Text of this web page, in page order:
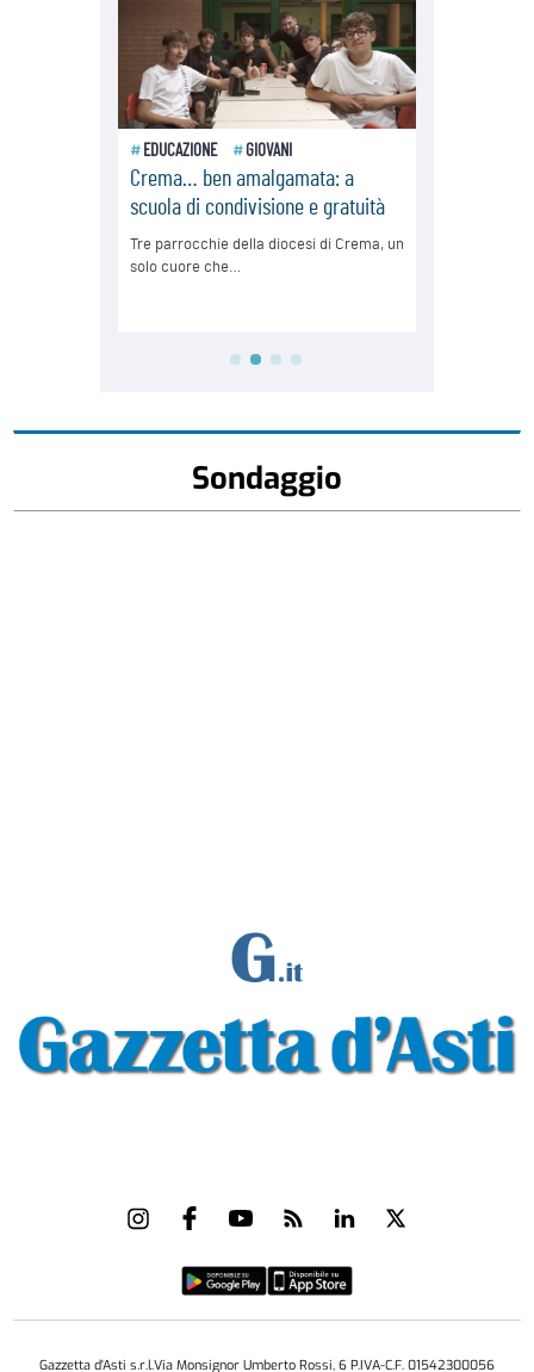
Sondaggio
Gazzetta d'Asti s.r.l.Via Monsignor Umberto Rossi, 6 P.IVA-C.F. 01542300056